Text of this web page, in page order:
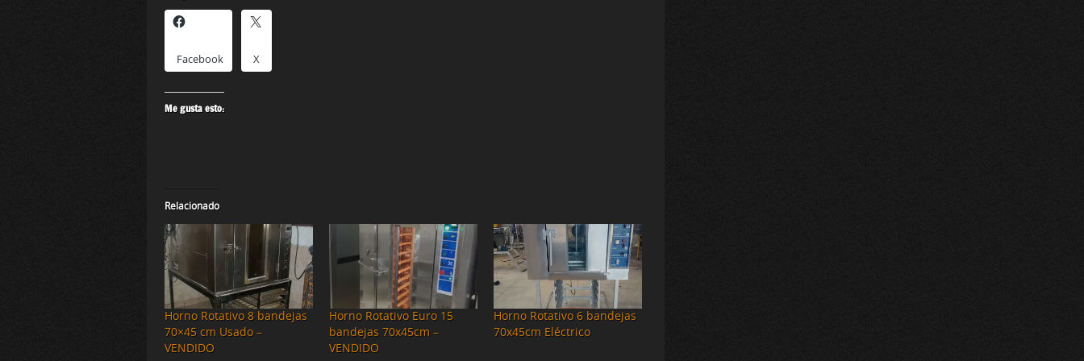
Facebook X
Me gusta esto:
Relacionado
Horno Rotativo 8 bandejas
70×45 cm Usado –
VENDIDO
Horno Rotativo Euro 15
bandejas 70x45cm –
VENDIDO
Horno Rotativo 6 bandejas
70x45cm Eléctrico